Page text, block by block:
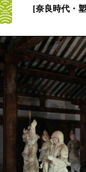
[奈良時代・塑